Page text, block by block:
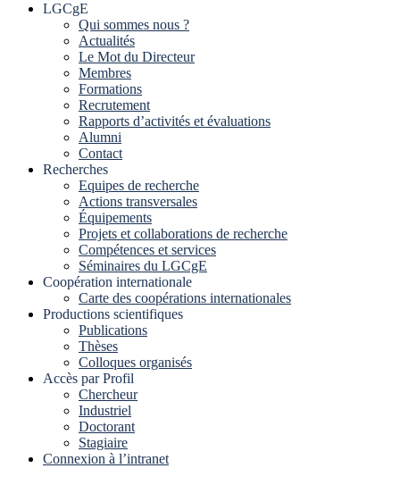
LGCgE
Qui sommes nous ?
Actualités
Le Mot du Directeur
Membres
Formations
Recrutement
Rapports d’activités et évaluations
Alumni
Contact
Recherches
Equipes de recherche
Actions transversales
Équipements
Projets et collaborations de recherche
Compétences et services
Séminaires du LGCgE
Coopération internationale
Carte des coopérations internationales
Productions scientifiques
Publications
Thèses
Colloques organisés
Accès par Profil
Chercheur
Industriel
Doctorant
Stagiaire
Connexion à l’intranet